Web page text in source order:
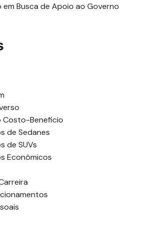
Busca de Apoio ao Governo
Costo-Beneficio
de Sedanes
de SUVs
Econômicos